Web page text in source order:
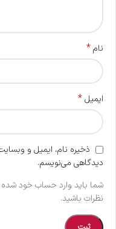
نام*
ایمیل*
ذخیره نام، ایمیل و
دیدگاهی می‌نویسم.
شما باید وارد حساب خود شده
نظرات باشید.